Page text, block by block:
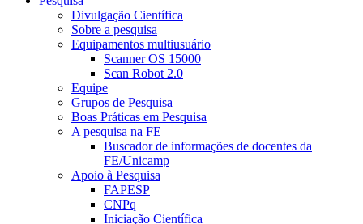
Divulgação Científica
Sobre a pesquisa
Equipamentos multiusuário
Scanner OS 15000
Scan Robot 2.0
Equipe
Grupos de Pesquisa
Boas Práticas em Pesquisa
A pesquisa na FE
Buscador de informações de docentes da
FE/Unicamp
Apoio à Pesquisa
FAPESP
CNPq
Iniciação Científica